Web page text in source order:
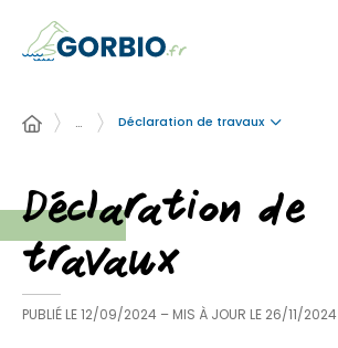
… Déclaration de travaux
Déclaration de
travaux
PUBLIÉ LE12/09/2024 – MIS À JOUR LE 26/11/2024